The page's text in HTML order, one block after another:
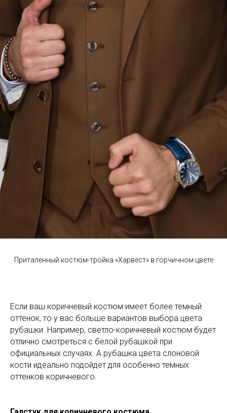
Приталенный костюм-тройка «Харвест» в горчичном цвете
Если ваш коричневый костюм имеет более темный
оттенок, то у вас больше вариантов выбора цвета
рубашки. Например, светло-коричневый костюм будет
отлично смотреться с белой рубашкой при
официальных случаях. А рубашка цвета слоновой
кости идеально подойдет для особенно темных
оттенков коричневого.